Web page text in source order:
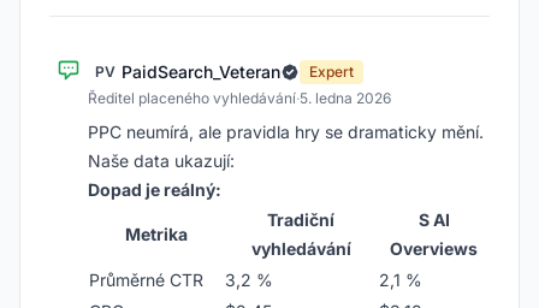
PV PaidSearch_Veteran
Expert
Ředitel placeného vyhledávání·5. ledna 2026
PPC neumírá, ale pravidla hry se dramaticky mění.
Naše data ukazují:
Dopad je reálný:
Metrika
Tradiční
vyhledávání
S AI
Overviews
Průměrné CTR
3,2 %
2,1 %